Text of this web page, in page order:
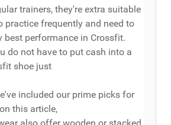
trainers, they're extra suitable
practice frequently and need to
best performance in Crossfit.
do not have to put cash into a
shoe just
included our prime picks for
this article,